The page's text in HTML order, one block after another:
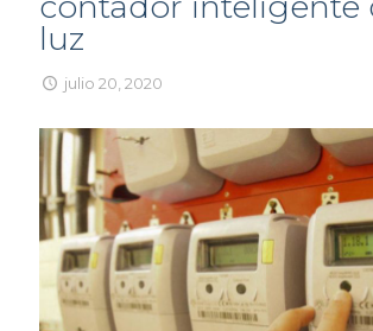
luz
julio 20, 2020